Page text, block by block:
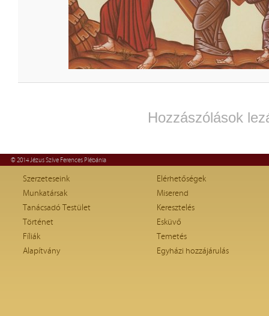
Hozzászólások
© 2014 Jézus Szíve Ferences Plébánia
Szerzeteseink
Munkatársak
Tanácsadó Testület
Történet
Fíliák
Alapítvány
Elérhetőségek
Miserend
Keresztelés
Esküvő
Temetés
Egyházi hozzájárulás